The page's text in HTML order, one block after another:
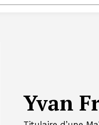
Yvan